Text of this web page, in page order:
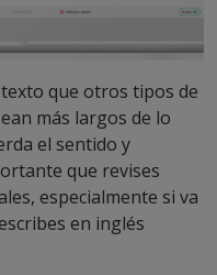
que otros tipos de
más largos de lo
el sentido y
que revises
especialmente si va
en inglés